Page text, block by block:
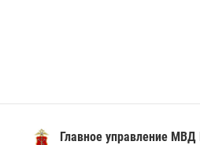
Главное управление МВД